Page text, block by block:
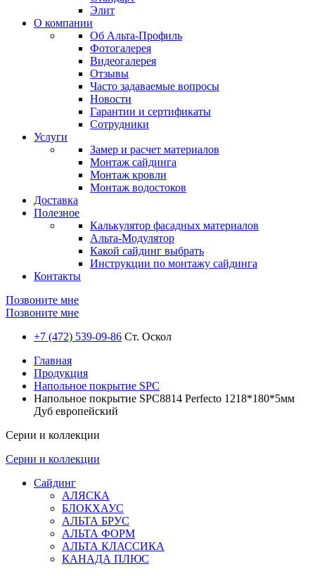
Элит
О компании
Об Альта-Профиль
Фотогалерея
Видеогалерея
Отзывы
Часто задаваемые вопросы
Новости
Гарантии и сертификаты
Сотрудники
Услуги
Замер и расчет материалов
Монтаж сайдинга
Монтаж кровли
Монтаж водостоков
Доставка
Полезное
Калькулятор фасадных материалов
Альта-Модулятор
Какой сайдинг выбрать
Инструкции по монтажу сайдинга
Контакты
Позвоните мне
Позвоните мне
+7 (472) 539-09-86 Ст. Оскол
Главная
Продукция
Напольное покрытие SPC
Напольное покрытие SPC8814 Perfecto 1218*180*5мм
Дуб европейский
Серии и коллекции
Серии и коллекции
Сайдинг
АЛЯСКА
БЛОКХАУС
АЛЬТА БРУС
АЛЬТА ФОРМ
АЛЬТА КЛАССИКА
КАНАДА ПЛЮС